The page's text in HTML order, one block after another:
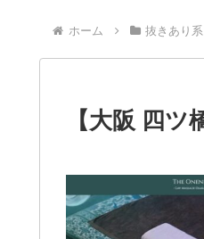
ホーム 抜きあり系
【大阪 四